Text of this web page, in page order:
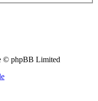
© phpBB Limited